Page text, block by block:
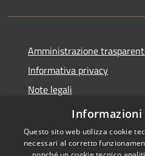
Amministrazione
Informativa privacy
Note legali
Dichiarazione di accessibilità
Informazioni
Questo sito web utilizza cookie
necessari al corretto